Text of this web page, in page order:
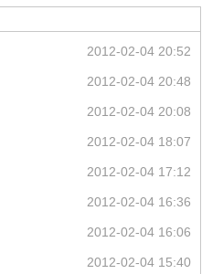
2012-02-04 20:52
2012-02-04 20:48
2012-02-04 20:08
2012-02-04 18:07
2012-02-04 17:12
2012-02-04 16:36
2012-02-04 16:06
2012-02-04 15:40